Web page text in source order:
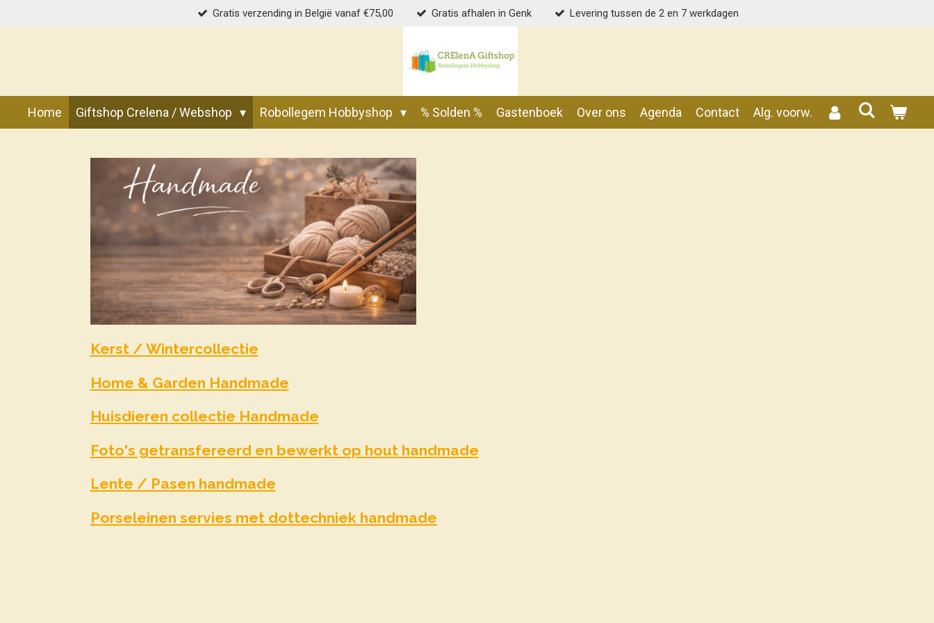
direct
Gratis verzending in België vanaf €75,00 Gratis afhalen in Genk Levering tussen de 2 en 7 werkdagen
Home Giftshop Crelena / Webshop Robollegem Hobbyshop % Solden % Gastenboek Over ons Agenda Contact Alg. voorw.
Kerst / Wintercollectie
Home & Garden Handmade
Huisdieren collectie Handmade
Foto's getransfereerd en bewerkt op hout handmade
Lente / Pasen handmade
Porseleinen servies met dottechniek handmade